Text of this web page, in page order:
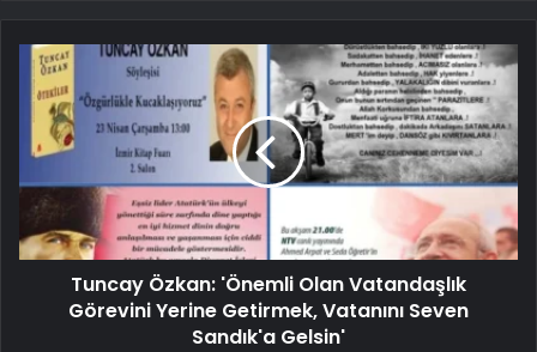
Tuncay Özkan: 'Önemli Olan Vatandaşlık
Görevini Yerine Getirmek, Vatanını Seven
Sandık'a Gelsin'